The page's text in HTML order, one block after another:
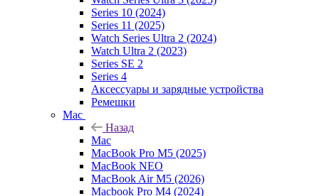
Series 10 (2024)
Series 11 (2025)
Watch Series Ultra 2 (2024)
Watch Ultra 2 (2023)
Series SE 2
Series 4
Аксессуары и зарядные устройства
Ремешки
Mac
Назад
Mac
MacBook Pro M5 (2025)
MacBook NEO
MacBook Air M5 (2026)
Macbook Pro M4 (2024)